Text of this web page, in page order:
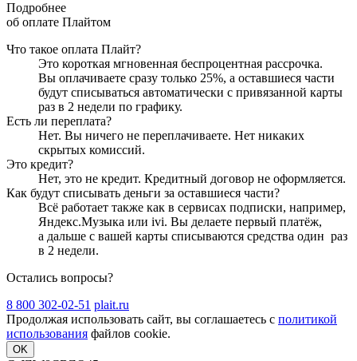
Подробнее
об оплате Плайтом
Что такое оплата Плайт?
Это короткая мгновенная беспроцентная рассрочка.
Вы оплачиваете сразу только 25%, а оставшиеся части
будут списываться автоматически с привязанной карты
раз в 2 недели по графику.
Есть ли переплата?
Нет. Вы ничего не переплачиваете. Нет никаких
скрытых комиссий.
Это кредит?
Нет, это не кредит. Кредитный договор не оформляется.
Как будут списывать деньги за оставшиеся части?
Всё работает также как в сервисах подписки, например,
Яндекс.Музыка или ivi. Вы делаете первый платёж,
а дальше с вашей карты списываются средства один раз
в 2 недели.
Остались вопросы?
8 800 302-02-51 plait.ru
Продолжая использовать сайт, вы соглашаетесь с политикой
использования файлов cookie.
OK